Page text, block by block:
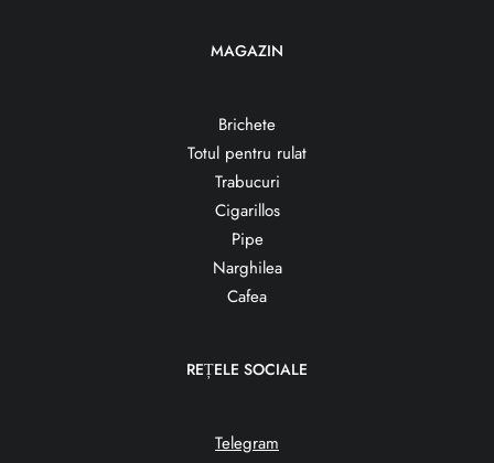
MAGAZIN
Brichete
Totul pentru rulat
Trabucuri
Cigarillos
Pipe
Narghilea
Cafea
REȚELE SOCIALE
Telegram